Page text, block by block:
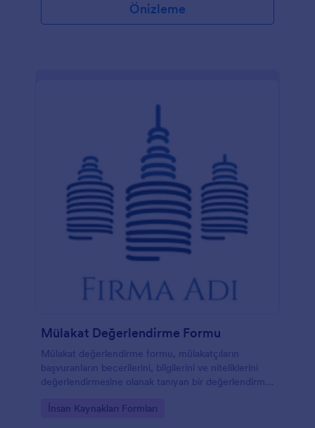
Önizleme
Mülakat Değerlendirme Formu
Mülakat değerlendirme formu, mülakatçıların
başvuranların becerilerini, bilgilerini ve niteliklerini
değerlendirmesine olanak tanıyan bir değerlendirme
Go to Category:
İnsan Kaynakları Formları